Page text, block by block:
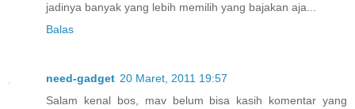
jadinya banyak yang lebih memilih yang bajakan aja...
Balas
need-gadget 20 Maret, 2011 19:57
Salam kenal bos, mav belum bisa kasih komentar yang